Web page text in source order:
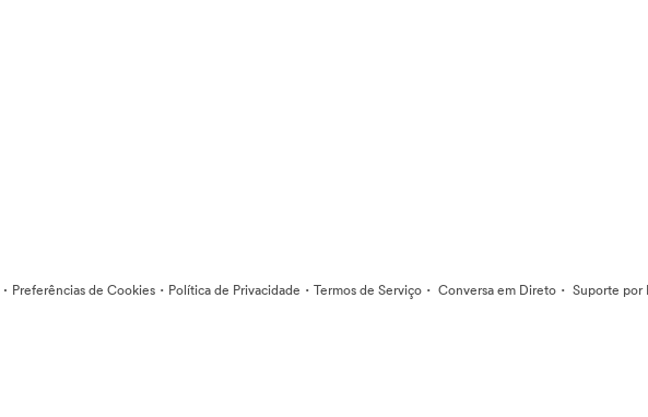
· Preferências de Cookies · Política de Privacidade · Termos de Serviço · Conversa em Direto · Suporte por